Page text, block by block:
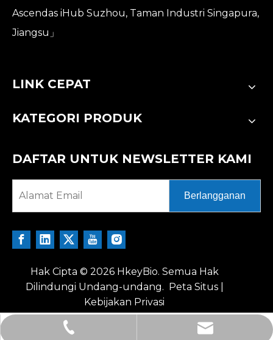
Ascendas iHub Suzhou, Taman Industri Singapura,
Jiangsu」
LINK CEPAT
KATEGORI PRODUK
DAFTAR UNTUK NEWSLETTER KAMI
Berlangganan
Hak Cipta © 2026HkeyBio. Semua Hak
Dilindungi Undang-undang. Peta Situs|
Kebijakan Privasi